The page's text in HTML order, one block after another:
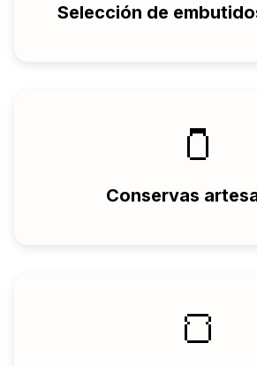
Selección de
🫙
Conservas
🍞